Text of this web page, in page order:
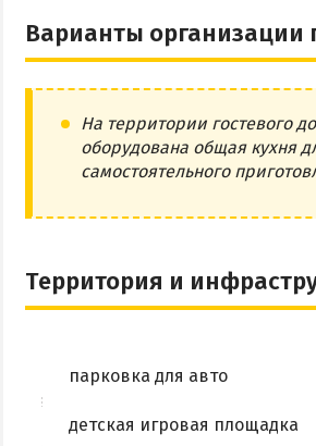
Варианты организации
На территории гостевого
оборудована общая кухня
самостоятельного
Территория и
парковка для авто
детская игровая площадка